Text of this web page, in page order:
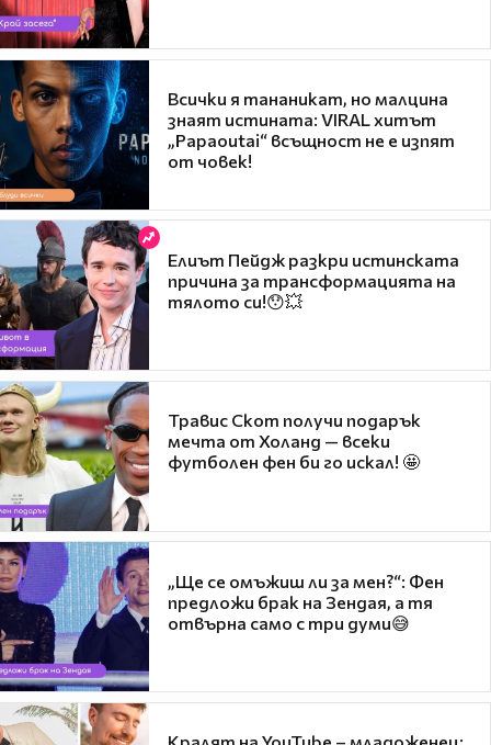
Всички я тананикат, но малцина
знаят истината: VIRAL хитът
„Papaoutai“ всъщност не е изпят
от човек!
Елиът Пейдж разкри истинската
причина за трансформацията на
тялото си!😯💥
Травис Скот получи подарък
мечта от Холанд — всеки
футболен фен би го искал! 🤩
„Ще се омъжиш ли за мен?“: Фен
предложи брак на Зендая, а тя
отвърна само с три думи😅